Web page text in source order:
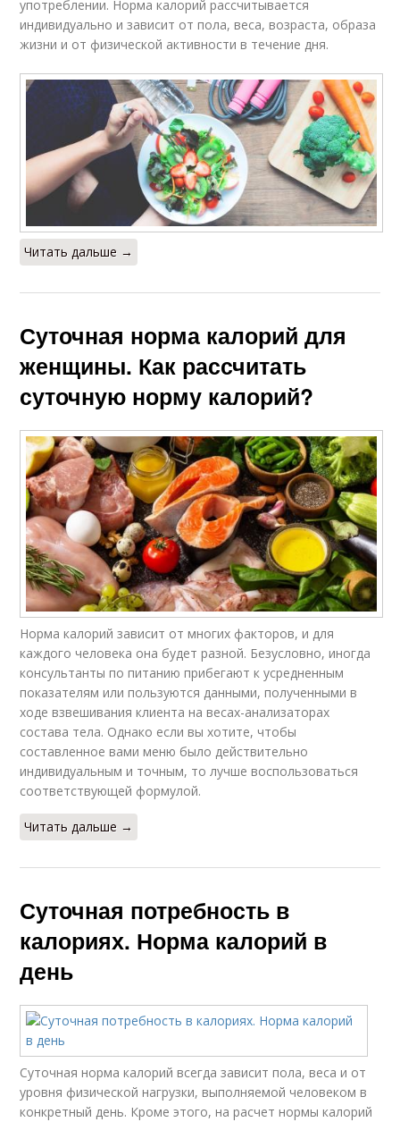
употреблении. Норма калорий рассчитывается
индивидуально и зависит от пола, веса, возраста, образа
жизни и от физической активности в течение дня.
Читать дальше →
Суточная норма калорий для
женщины. Как рассчитать
суточную норму калорий?
Норма калорий зависит от многих факторов, и для
каждого человека она будет разной. Безусловно, иногда
консультанты по питанию прибегают к усредненным
показателям или пользуются данными, полученными в
ходе взвешивания клиента на весах-анализаторах
состава тела. Однако если вы хотите, чтобы
составленное вами меню было действительно
индивидуальным и точным, то лучше воспользоваться
соответствующей формулой.
Читать дальше →
Суточная потребность в
калориях. Норма калорий в
день
Суточная норма калорий всегда зависит пола, веса и от
уровня физической нагрузки, выполняемой человеком в
конкретный день. Кроме этого, на расчет нормы калорий